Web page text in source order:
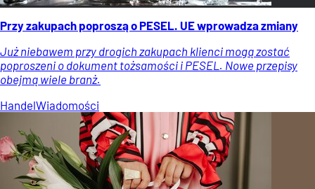
Przy zakupach poproszą o PESEL. UE wprowadza zmiany
Już niebawem przy drogich zakupach klienci mogą zostać
poproszeni o dokument tożsamości i PESEL. Nowe przepisy
obejmą wiele branż.
HandelWiadomości